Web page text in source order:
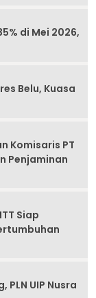
di Mei 2026,
Belu, Kuasa
Komisaris PT
Penjaminan
Siap
PLN UIP Nusra